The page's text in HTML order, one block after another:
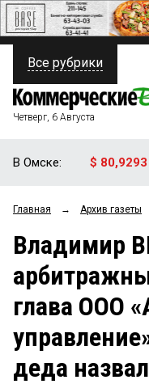
ПОЛИТИКА
ФИНАНСЫ
ОБЩЕСТВО
ЗАКОН
НОВОСТИ КОМПАНИЙ
СТИЛЬ ЖИЗНИ
Все рубрики
Четверг, 6 Августа
В Омске: $ 80,9293
Главная → Архив газеты
Владимир
глава ООО
деда